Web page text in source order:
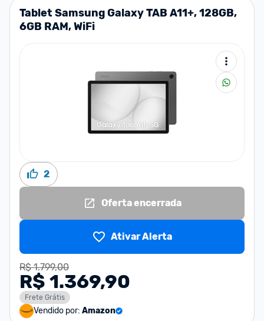
Tablet Samsung Galaxy TAB A11+, 128GB,
6GB RAM, WiFi
2
Oferta encerrada
Ativar Alerta
R$ 1.799,00
R$ 1.369,90
Frete Grátis
Vendido por: Amazon